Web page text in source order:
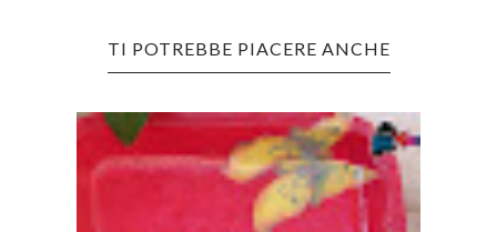
TI POTREBBE PIACERE ANCHE